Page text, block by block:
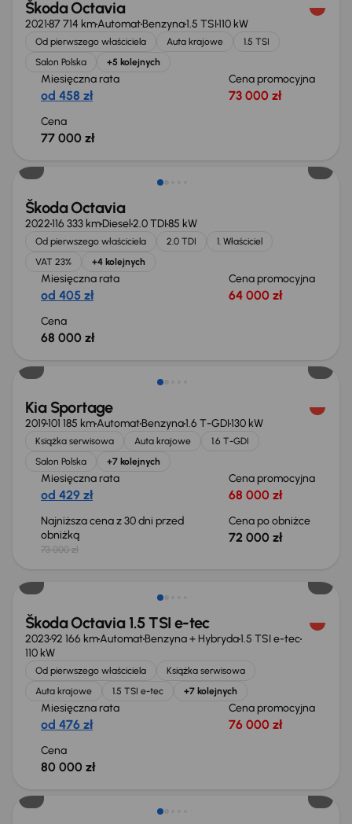
Škoda Octavia
202187 714 kmAutomatBenzyna1.5 TSI110 kW
Od pierwszego właściciela Auta krajowe
1.5 TSI
Salon Polska
+5 kolejnych
Miesięczna rata
od 458 zł
Cena promocyjna
73 000 zł
Cena
77 000 zł
Škoda Octavia
2022116 333 kmDiesel2.0 TDI85 kW
Od pierwszego właściciela 2.0 TDI
1. Właściciel
VAT 23%
+4 kolejnych
Miesięczna rata
od 405 zł
Cena promocyjna
64 000 zł
Cena
68 000 zł
Taniej o 1 000 zł
Kia Sportage
2019101 185 kmAutomatBenzyna1.6 T-GDI130 kW
Książka serwisowa Auta krajowe
1.6 T-GDI
Salon Polska
+7 kolejnych
Miesięczna rata
od 429 zł
Cena promocyjna
68 000 zł
Najniższa cena z 30 dni przed
obniżką
73 000 zł
Cena po obniżce
72 000 zł
Škoda Octavia 1.5 TSI e-tec
202392 166 kmAutomatBenzyna + Hybryda1.5 TSI e-tec
110 kW
Od pierwszego właściciela
Książka serwisowa
Auta krajowe
1.5 TSI e-tec +7 kolejnych
Miesięczna rata
od 476 zł
Cena promocyjna
76 000 zł
Cena
80 000 zł